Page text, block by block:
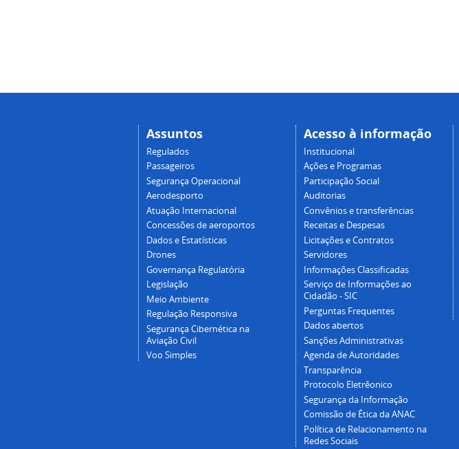
Assuntos
Regulados
Passageiros
Segurança Operacional
Aerodesporto
Atuação Internacional
Concessões de aeroportos
Dados e Estatísticas
Drones
Governança Regulatória
Legislação
Meio Ambiente
Regulação Responsiva
Segurança Cibernética na
Aviação Civil
Voo Simples
Acesso à informação
Institucional
Ações e Programas
Participação Social
Auditorias
Convênios e transferências
Receitas e Despesas
Licitações e Contratos
Servidores
Informações Classificadas
Serviço de Informações ao
Cidadão - SIC
Perguntas Frequentes
Dados abertos
Sanções Administrativas
Agenda de Autoridades
Transparência
Protocolo Eletrêonico
Segurança da Informação
Comissão de Ética da ANAC
Política de Relacionamento na
Redes Sociais